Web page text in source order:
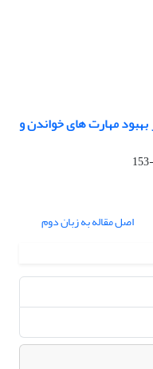
مهارت های خواندن و
اصل مقاله به زبان دوم